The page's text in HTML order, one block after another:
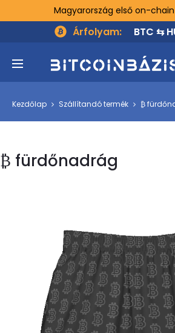
Magyarország első on-
Árfolyam: BTC ⇆
Kezdőlap Szállítandó termék ₿
₿ fürdőnadrág